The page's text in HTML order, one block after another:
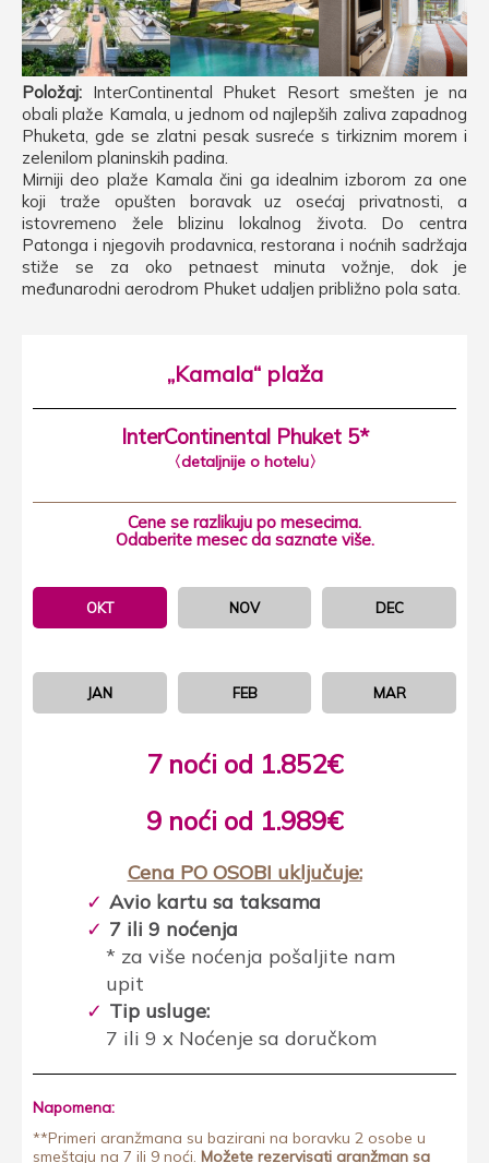
Položaj: InterContinental Phuket Resort smešten je na
obali plaže Kamala, u jednom od najlepših zaliva zapadnog
Phuketa, gde se zlatni pesak susreće s tirkiznim morem i
zelenilom planinskih padina.
Mirniji deo plaže Kamala čini ga idealnim izborom za one
koji traže opušten boravak uz osećaj privatnosti, a
istovremeno žele blizinu lokalnog života. Do centra
Patonga i njegovih prodavnica, restorana i noćnih sadržaja
stiže se za oko petnaest minuta vožnje, dok je
međunarodni aerodrom Phuket udaljen približno pola sata.
„Kamala“ plaža
InterContinental Phuket 5*
〈detaljnije o hotelu〉
Cene se razlikuju po mesecima.
Odaberite mesec da saznate više.
OKT NOV DEC
JAN FEB MAR
7 noći od 1.852€
9 noći od 1.989€
Cena PO OSOBI uključuje:
Avio kartu sa taksama
7 ili 9 noćenja
* za više noćenja pošaljite nam
upit
Tip usluge:
7 ili 9 x Noćenje sa doručkom
Napomena:
**Primeri aranžmana su bazirani na boravku 2 osobe u
smeštaju na 7 ili 9 noći. Možete rezervisati aranžman sa